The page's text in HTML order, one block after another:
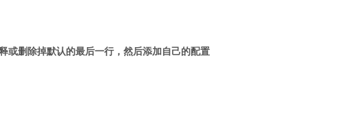
或删除掉默认的最后一行，然后添加自己的配置